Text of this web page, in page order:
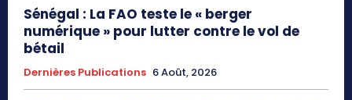
Sénégal : La FAO teste le « berger
numérique » pour lutter contre le vol de
bétail
Dernières Publications 6 Août, 2026